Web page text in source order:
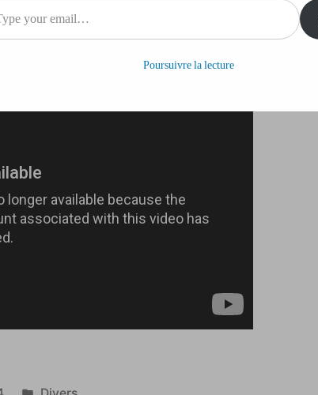
Laisser un commentaire
VIDEO
Publié
Poursuivre la lecture